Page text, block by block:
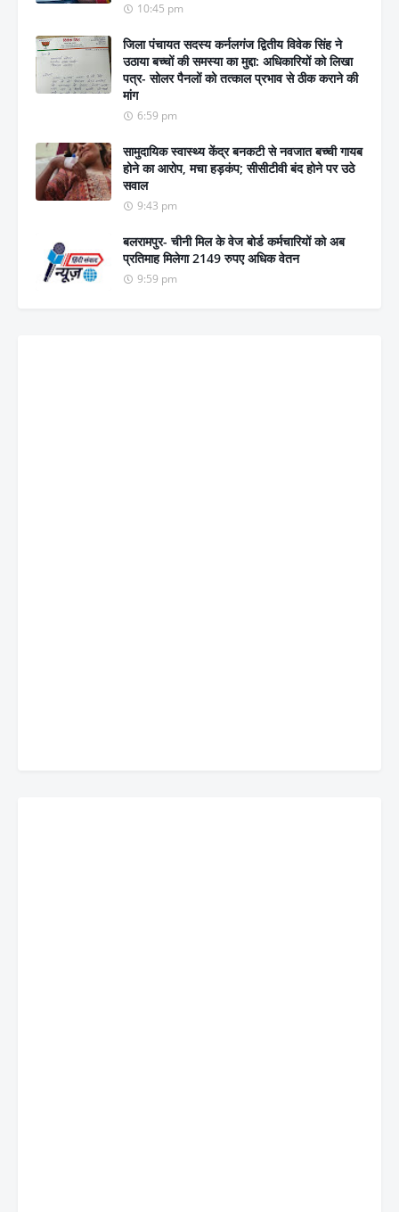
10:45 pm
जिला पंचायत सदस्य कर्नलगंज द्वितीय विवेक सिंह ने
उठाया बच्चों की समस्या का मुद्दा: अधिकारियों को लिखा
पत्र- सोलर पैनलों को तत्काल प्रभाव से ठीक कराने की
मांग
6:59 pm
सामुदायिक स्वास्थ्य केंद्र बनकटी से नवजात बच्ची गायब
होने का आरोप, मचा हड़कंप; सीसीटीवी बंद होने पर उठे
सवाल
9:43 pm
बलरामपुर- चीनी मिल के वेज बोर्ड कर्मचारियों को अब
प्रतिमाह मिलेगा 2149 रुपए अधिक वेतन
9:59 pm